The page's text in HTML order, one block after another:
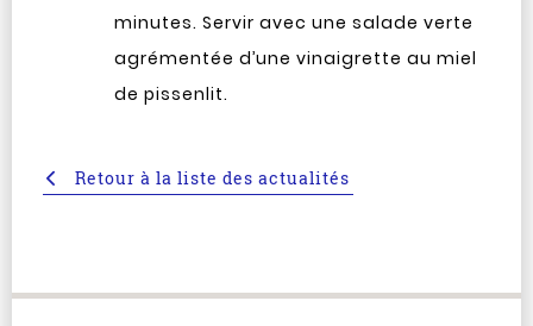
minutes. Servir avec une salade verte
agrémentée d’une vinaigrette au miel
de pissenlit.
Retour à la liste des actualités